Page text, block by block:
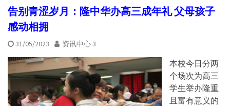
告别青涩岁月：隆中华办高三成年礼 父母孩子
感动相拥
31/05/2023 资讯中心 3
本校今日分两
个场次为高三
学生举办隆重
且富有意义的